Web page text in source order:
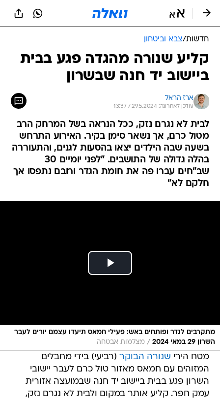
חדשות/צבא וביטחון
קליע שנורה מהגדה פגע בבית
ביישוב יד חנה שבשרון
ארז הראל
עודכן לאחרונה: 29.5.2024 / 13:37
לבית לא נגרם נזק, ככל הנראה בשל המרחק הרב
מטול כרם, אך נשאר סימן בקיר. האירוע התרחש
בשעה שבה הילדים יצאו בהסעות לגנים, והתעוררה
בהלה גדולה של התושבים. "לפני יומיים 30
שב"חים עברו פה את חומת הגדר ורובם נתפסו אך
חלקם לא"
מתקרבים לגדר ופותחים באש: פעילי חמאס תיעדו עצמם יורים לעבר
השרון 29 במאי 2024
/ מצלמות אבטחה
מטח הירי שנורה הבוקר (רביעי) בידי מחבלים
המזוהים עם חמאס מאזור טול כרם לעבר יישובי
השרון פגע בבית ביישוב יד חנה שבמועצה אזורית
עמק חפר. קליע אותר במקום ולבית לא נגרם נזק,